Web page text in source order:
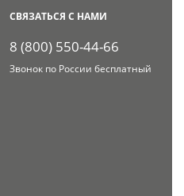
СВЯЗАТЬСЯ С НАМИ
8 (800) 550-44-66
Звонок по России бесплатный